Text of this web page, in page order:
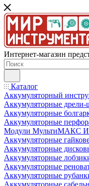
Интернет-магазин
Каталог
Аккумуляторный
Аккумуляторные
Аккумуляторные
Аккумуляторные
Модули МультиМАКС
Аккумуляторные
Аккумуляторные
Аккумуляторные
Аккумуляторные
Аккумуляторные
Аккумуляторные